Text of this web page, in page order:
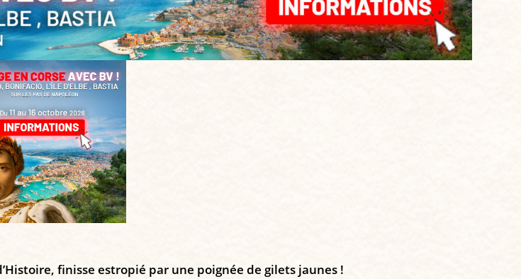
finisse estropié par une poignée de gilets jaunes !